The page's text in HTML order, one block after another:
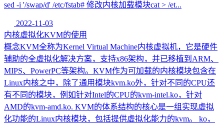
sed -i '/swap/d' /etc/fstab# 修改内核加载模块cat > /et...
2022-11-03
内核虚拟化KVM的使用
概念KVM全称为Kernel Virtual Machine内核虚拟机，它是硬件
辅助的全虚拟化解决方案，支持x86架构，并已移植到ARM、
MIPS、PowerPC等架构。KVM作为可加载的内核模块包含在
Linux内核之中，除了通用模块kvm.ko外，针对不同的CPU还
有不同的模块，例如针对Intel的CPU的kvm-intel.ko，针对
AMD的kvm-amd.ko. KVM的体系结构的核心是一组实现虚拟
化功能的Linux内核模块，包括提供虚拟化能力的kvm。 ko，